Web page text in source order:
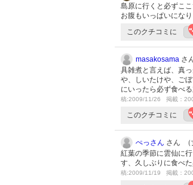
島原に行くと必ずこ
お腹もいっぱいにな
このクチコミに
masakosama さ
具雑煮と言えば、真
や、しいたけや、ご
にいったら必ず食べ
稿:2009/11/26 掲載：
このクチコミに
ぺっさん さん （
紅葉の季節に雲仙に
す、久しぶりに食べ
稿:2009/11/19 掲載：